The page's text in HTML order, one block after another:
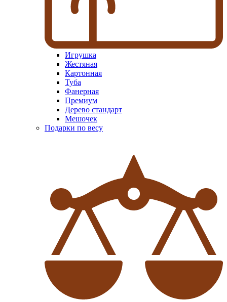
Игрушка
Жестяная
Картонная
Туба
Фанерная
Премиум
Дерево стандарт
Мешочек
Подарки по весу